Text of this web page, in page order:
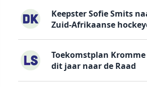
Keepster Sofie Smits
Zuid-Afrikaanse
Toekomstplan
dit jaar naar de Raad